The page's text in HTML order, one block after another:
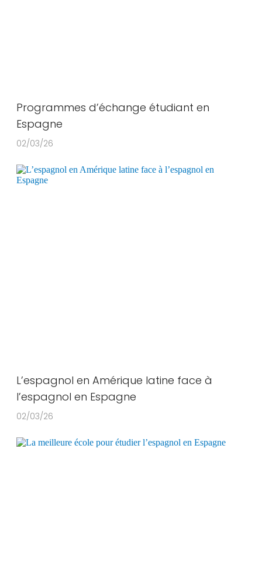
Programmes d’échange étudiant en
Espagne
02/03/26
L’espagnol en Amérique latine face à
l’espagnol en Espagne
02/03/26